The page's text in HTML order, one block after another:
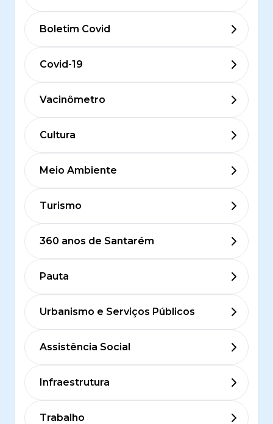
Boletim Covid
Covid-19
Vacinômetro
Cultura
Meio Ambiente
Turismo
360 anos de Santarém
Pauta
Urbanismo e Serviços Públicos
Assistência Social
Infraestrutura
Trabalho